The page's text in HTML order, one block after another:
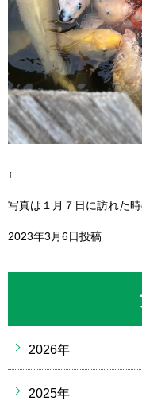
↑
写真は１月７日に訪れた
2023年3月6日投稿
2026年
2025年